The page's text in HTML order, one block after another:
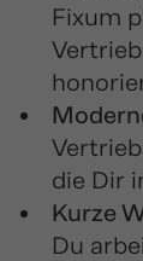
Fixum
die Dir
Kurze
Du